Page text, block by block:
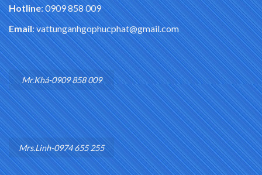
Hotline: 0909 858 009
Email: vattunganhgophucphat@gmail.com
Mr.Khá-0909 858 009
Mrs.Linh-0974 655 255